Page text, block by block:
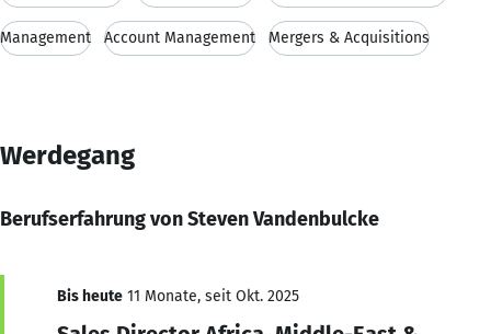
Management Account Management Mergers & Acquisitions
Werdegang
Berufserfahrung von Steven Vandenbulcke
Bis heute 11 Monate, seit Okt. 2025